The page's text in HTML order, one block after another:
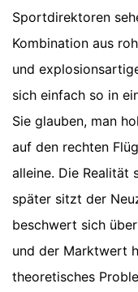
Sportdirektoren
Kombination aus
und
sich einfach so in
Sie glauben, man
auf den rechten
alleine. Die Realität
später sitzt der
beschwert sich
und der Marktwert
theoretisches